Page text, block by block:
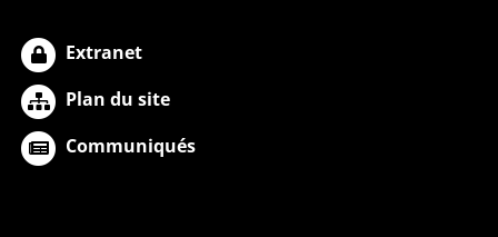
Extranet
Plan du site
Communiqués